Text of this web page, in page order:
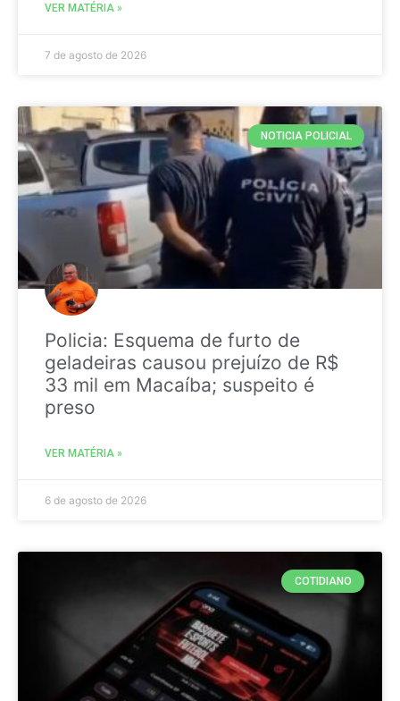
VER MATÉRIA »
7 de agosto de 2026
NOTICIA POLICIAL
Policia: Esquema de furto de
geladeiras causou prejuízo de R$
33 mil em Macaíba; suspeito é
preso
VER MATÉRIA »
6 de agosto de 2026
COTIDIANO